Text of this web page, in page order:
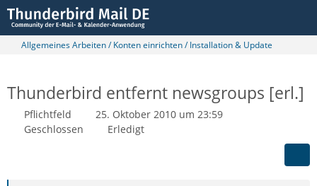
Allgemeines Arbeiten / Konten einrichten / Installation & Update
Thunderbird entfernt newsgroups [erl.]
Pflichtfeld
25. Oktober 2010 um 23:59
Geschlossen
Erledigt